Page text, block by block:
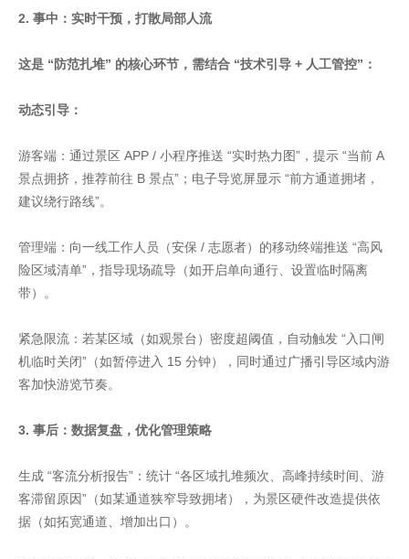
2. 事中：实时干预，打散局部人流
这是 “防范扎堆” 的核心环节，需结合 “技术引导 + 人工管控”：
动态引导：
游客端：通过景区 APP / 小程序推送 “实时热力图”，提示 “当前 A
景点拥挤，推荐前往 B 景点”；电子导览屏显示 “前方通道拥堵，
建议绕行路线”。
管理端：向一线工作人员（安保 / 志愿者）的移动终端推送 “高风
险区域清单”，指导现场疏导（如开启单向通行、设置临时隔离
带）。
紧急限流：若某区域（如观景台）密度超阈值，自动触发 “入口闸
机临时关闭”（如暂停进入 15 分钟），同时通过广播引导区域内游
客加快游览节奏。
3. 事后：数据复盘，优化管理策略
生成 “客流分析报告”：统计 “各区域扎堆频次、高峰持续时间、游
客滞留原因”（如某通道狭窄导致拥堵），为景区硬件改造提供依
据（如拓宽通道、增加出口）。